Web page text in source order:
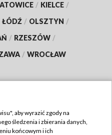
/ KIELCE /
ŁÓDŹ / OLSZTYN /
/ RZESZÓW /
/ WROCŁAW
aby wyrazić zgody na
śledzenia i zbierania danych,
końcowym i ich